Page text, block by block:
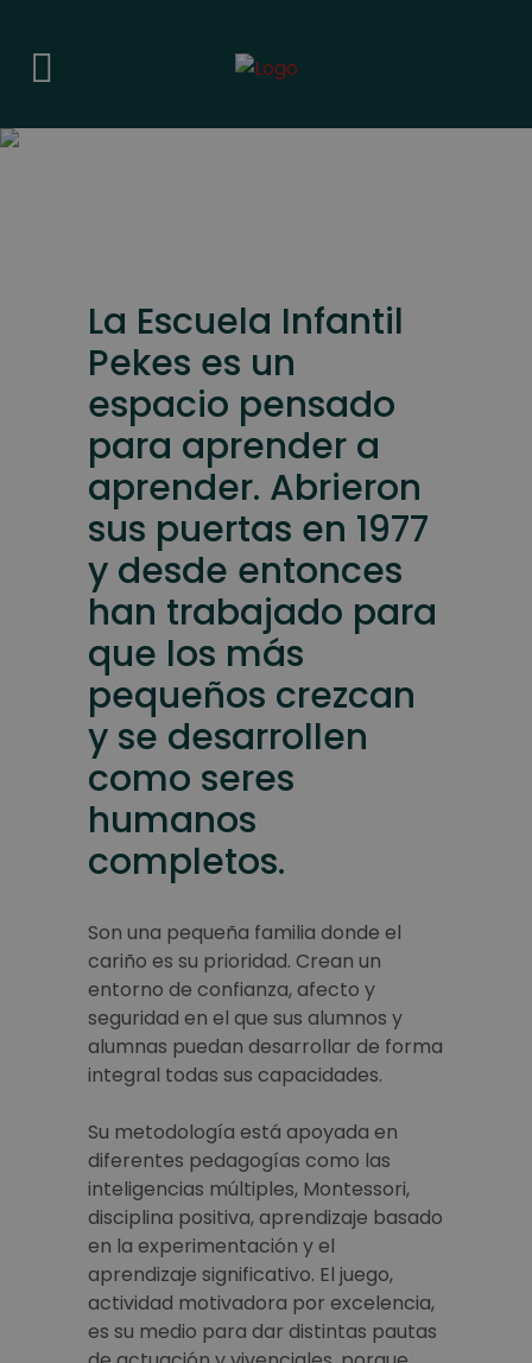
La Escuela Infantil
Pekes es un
espacio pensado
para aprender a
aprender. Abrieron
sus puertas en 1977
y desde entonces
han trabajado para
que los más
pequeños crezcan
y se desarrollen
como seres
humanos
completos.
Son una pequeña familia donde el
cariño es su prioridad. Crean un
entorno de confianza, afecto y
seguridad en el que sus alumnos y
alumnas puedan desarrollar de forma
integral todas sus capacidades.
Su metodología está apoyada en
diferentes pedagogías como las
inteligencias múltiples, Montessori,
disciplina positiva, aprendizaje basado
en la experimentación y el
aprendizaje significativo. El juego,
actividad motivadora por excelencia,
es su medio para dar distintas pautas